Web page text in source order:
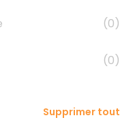
(0)
(0)
Supprimer tout